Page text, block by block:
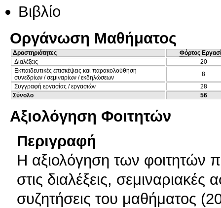
Βιβλίο
Οργάνωση Μαθήματος
Δραστηριότητες
Φόρτος
Διαλέξεις
20
Εκπαιδευτικές επισκέψεις και παρακολούθηση
συνεδρίων / σεμιναρίων / εκδηλώσεων
8
Συγγραφή εργασίας / εργασιών
28
Σύνολο
56
Αξιολόγηση Φοιτητών
Περιγραφή
Η αξιολόγηση των φοιτητών
στις διαλέξεις, σεμιναριακές
συζητήσεις του μαθήματος